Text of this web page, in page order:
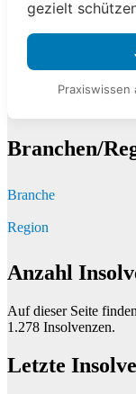
gezielt
Branchen/
Branche
Region
Anzahl
Auf dieser Seite
1.278 Insolvenzen.
Letzte